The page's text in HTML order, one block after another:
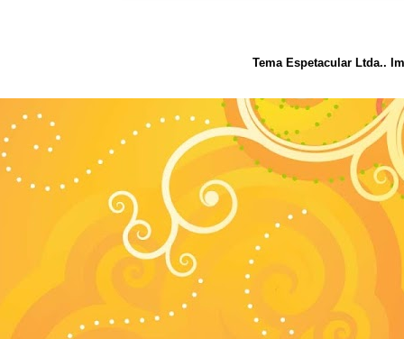
Tema Espetacular Ltda..